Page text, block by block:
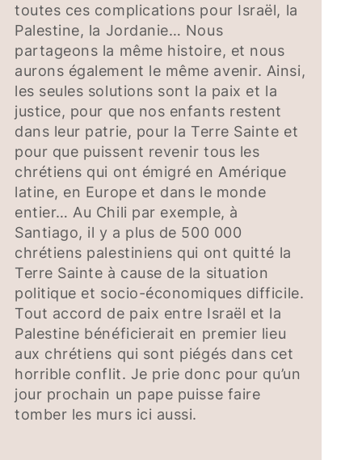
toutes ces complications pour Israël, la
Palestine, la Jordanie… Nous
partageons la même histoire, et nous
aurons également le même avenir. Ainsi,
les seules solutions sont la paix et la
justice, pour que nos enfants restent
dans leur patrie, pour la Terre Sainte et
pour que puissent revenir tous les
chrétiens qui ont émigré en Amérique
latine, en Europe et dans le monde
entier… Au Chili par exemple, à
Santiago, il y a plus de 500 000
chrétiens palestiniens qui ont quitté la
Terre Sainte à cause de la situation
politique et socio-économiques difficile.
Tout accord de paix entre Israël et la
Palestine bénéficierait en premier lieu
aux chrétiens qui sont piégés dans cet
horrible conflit. Je prie donc pour qu’un
jour prochain un pape puisse faire
tomber les murs ici aussi.